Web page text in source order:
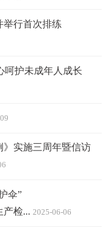
举行首次排练
呵护未成年人成长
》实施三周年暨信访
伞”
检... 2025-06-06